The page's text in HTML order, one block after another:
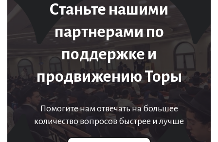
Станьте нашими
партнерами по
поддержке и
продвижению Торы
Помогите нам отвечать на большее
количество вопросов быстрее и лучше